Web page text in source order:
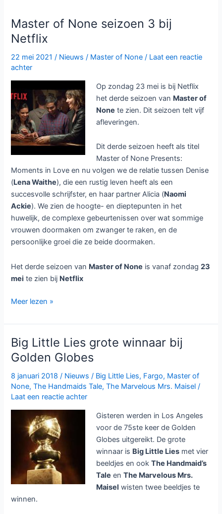
Master of None seizoen 3 bij
Netflix
22 mei 2021/ Nieuws / Master of None / Laat een reactie
achter
Op zondag 23 mei is bij Netflix
het derde seizoen van Master of
None te zien. Dit seizoen telt vijf
afleveringen.
Dit derde seizoen heeft als titel
Master of None Presents:
Moments in Love en nu volgen we de relatie tussen Denise
(Lena Waithe), die een rustig leven heeft als een
succesvolle schrijfster, en haar partner Alicia (Naomi
Ackie). We zien de hoogte- en dieptepunten in het
huwelijk, de complexe gebeurtenissen over wat sommige
vrouwen doormaken om zwanger te raken, en de
persoonlijke groei die ze beide doormaken.
Het derde seizoen van Master of None is vanaf zondag23
mei te zien bij Netflix
Master
None
seizoen
3
bij
Netflix
Meer lezen »
Big Little Lies grote winnaar bij
Golden Globes
8 januari 2018/ Nieuws / Big Little Lies, Fargo, Master of
None,The Handmaids Tale,The Marvelous Mrs. Maisel /
Laat een reactie achter
Gisteren werden in Los Angeles
voor de 75ste keer de Golden
Globes uitgereikt. De grote
winnaar is Big Little Lies met vier
beeldjes en ookThe Handmaid’s
Tale enThe Marvelous Mrs.
Maisel wisten twee beeldjes te
winnen.